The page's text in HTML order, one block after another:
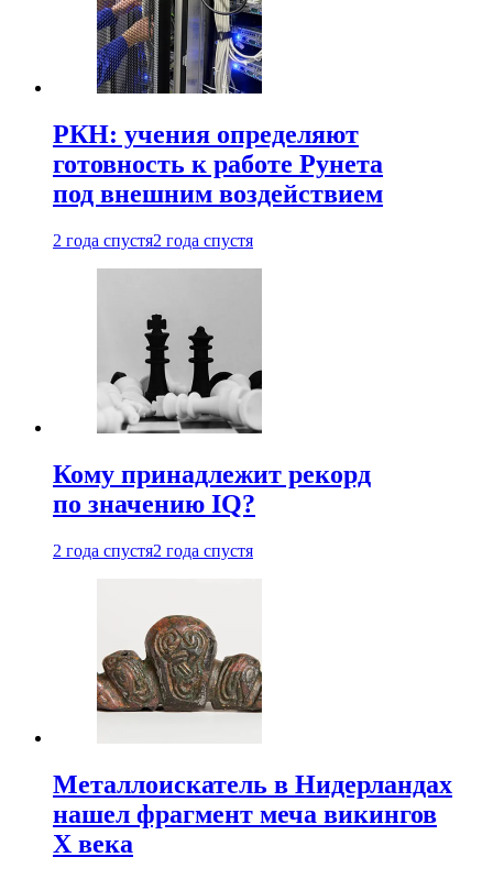
РКН: учения определяют
готовность к работе Рунета
под внешним воздействием
2 года спустя2 года спустя
Кому принадлежит рекорд
по значению IQ?
2 года спустя2 года спустя
Металлоискатель в Нидерландах
нашел фрагмент меча викингов
X века